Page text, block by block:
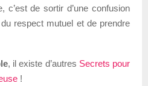
c’est de sortir d’une confusion
respect mutuel et de prendre
, il existe d’autres Secrets pour
!